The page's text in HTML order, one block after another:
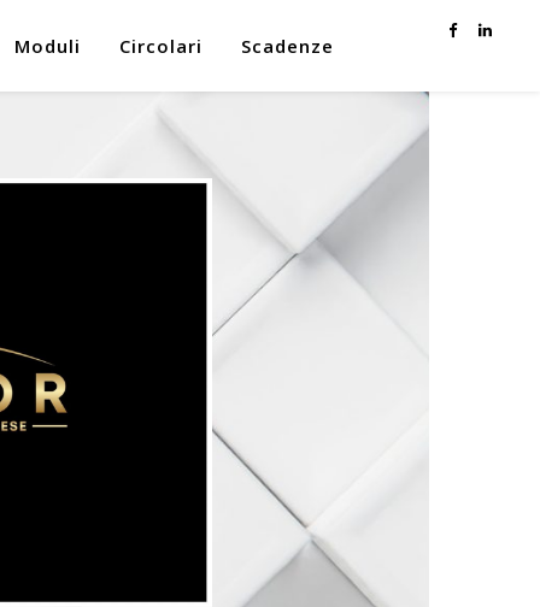
Moduli Circolari Scadenze